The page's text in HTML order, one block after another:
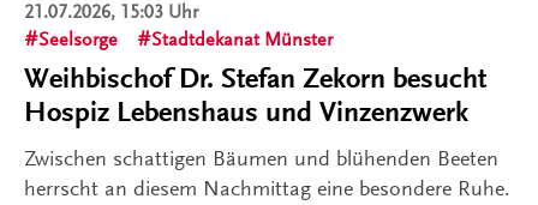
21.07.2026, 15:03 Uhr
Seelsorge
Stadtdekanat Münster
Weihbischof Dr. Stefan Zekorn besucht
Hospiz Lebenshaus und Vinzenzwerk
Zwischen schattigen Bäumen und blühenden Beeten
herrscht an diesem Nachmittag eine besondere Ruhe.